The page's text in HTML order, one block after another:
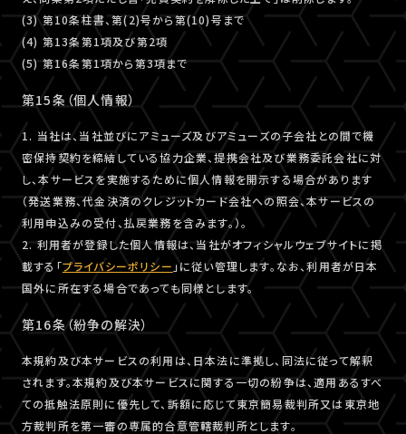
(3) 第10条柱書、第(2)号から第(10)号まで
(4) 第13条第1項及び第2項
(5) 第16条第1項から第3項まで
第15条（個人情報）
1. 当社は、当社並びにアミューズ及びアミューズの子会社との間で機
密保持契約を締結している協力企業、提携会社及び業務委託会社に対
し、本サービスを実施するために個人情報を開示する場合があります
（発送業務、代金決済のクレジットカード会社への照会、本サービスの
利用申込みの受付、払戻業務を含みます。）。
2. 利用者が登録した個人情報は、当社がオフィシャルウェブサイトに掲
載する「プライバシーポリシー 」に従い管理します。なお、利用者が日本
国外に所在する場合であっても同様とします。
第16条（紛争の解決）
本規約及び本サービスの利用は、日本法に準拠し、同法に従って解釈
されます。本規約及び本サービスに関する一切の紛争は、適用あるすべ
ての抵触法原則に優先して、訴額に応じて東京簡易裁判所又は東京地
方裁判所を第一審の専属的合意管轄裁判所とします。